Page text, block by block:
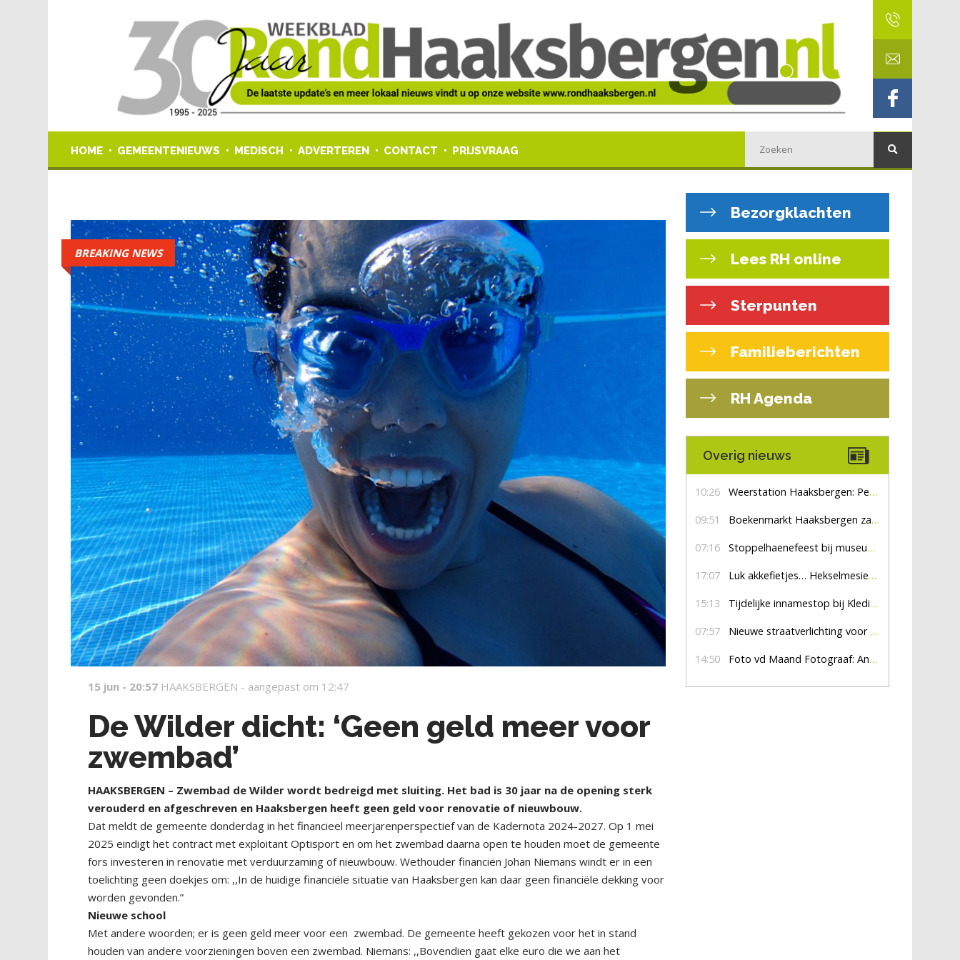
HOME GEMEENTENIEUWS MEDISCH ADVERTEREN CONTACT PRIJSVRAAG
BREAKING NEWS
15 jun - 20:57 HAAKSBERGEN - aangepast om 12:47
De Wilder dicht: ‘Geen geld meer voor
zwembad’
HAAKSBERGEN – Zwembad de Wilder wordt bedreigd met sluiting. Het bad is 30 jaar na de opening sterk
verouderd en afgeschreven en Haaksbergen heeft geen geld voor renovatie of nieuwbouw.
Dat meldt de gemeente donderdag in het financieel meerjarenperspectief van de Kadernota 2024-2027. Op 1 mei
2025 eindigt het contract met exploitant Optisport en om het zwembad daarna open te houden moet de gemeente
fors investeren in renovatie met verduurzaming of nieuwbouw. Wethouder financiën Johan Niemans windt er in een
toelichting geen doekjes om: ,,In de huidige financiële situatie van Haaksbergen kan daar geen financiële dekking voor
worden gevonden.”
Nieuwe school
Met andere woorden; er is geen geld meer voor een zwembad. De gemeente heeft gekozen voor het in stand
houden van andere voorzieningen boven een zwembad. Niemans: ,,Bovendien gaat elke euro die we aan het
Bezorgklachten
Lees RH online
Sterpunten
Familieberichten
RH Agenda
Overig nieuws
10:26 Weerstation Haaksbergen: Perioden met zon en droog
09:51 Boekenmarkt Haaksbergen zaterdag 8 augustus, marktplein Haaksbergen
07:16 Stoppelhaenefeest bij museum De Lebbenbrugge
17:07 Luk akkefietjes… HekselmesienHarry
15:13 Tijdelijke innamestop bij Kledingbank Stefania
07:57 Nieuwe straatverlichting voor De Veldmaat en De Pas
14:50 Foto vd Maand Fotograaf: Anna Jalving